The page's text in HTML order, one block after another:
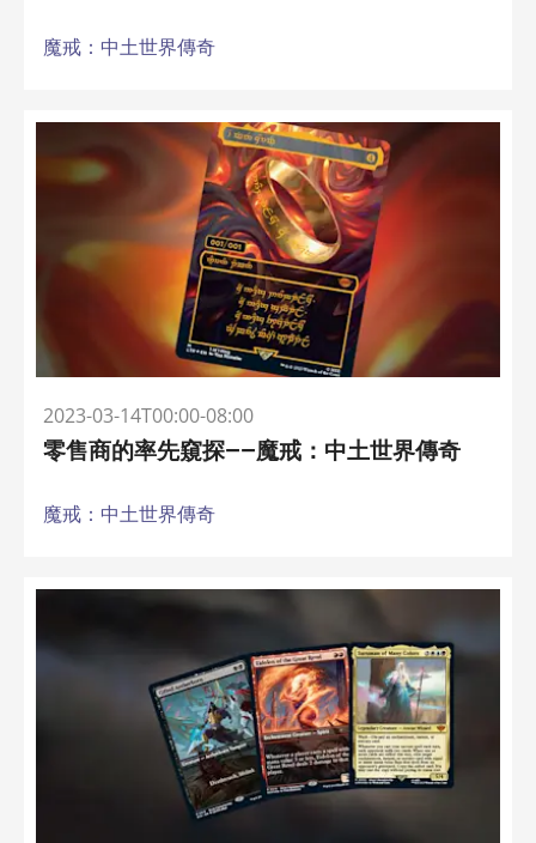
魔戒：中土世界傳奇
2023-03-14T00:00-08:00
零售商的率先窺探——魔戒：中土世界傳奇
魔戒：中土世界傳奇